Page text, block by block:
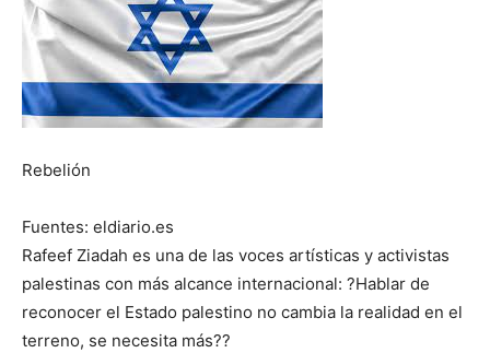
Rebelión
Fuentes: eldiario.es
Rafeef Ziadah es una de las voces artísticas y activistas
palestinas con más alcance internacional: ?Hablar de
reconocer el Estado palestino no cambia la realidad en el
terreno, se necesita más??